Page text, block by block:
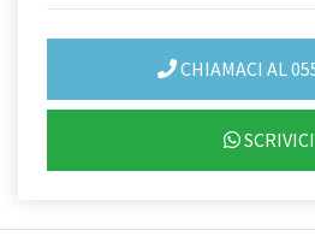
CHIAMACI AL
SCRIVICI